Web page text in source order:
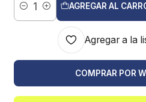
Cantidad
AGREGAR AL
Agregar a la
COMPRAR POR